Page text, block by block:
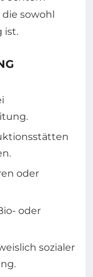
sowohl
ist.
oder
oder
sozialer